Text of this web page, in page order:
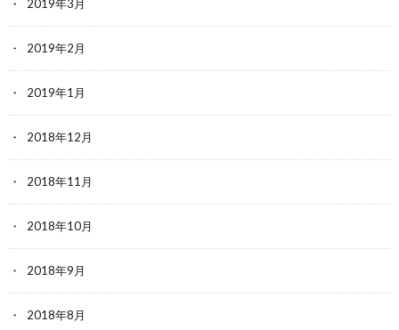
2019年3月
2019年2月
2019年1月
2018年12月
2018年11月
2018年10月
2018年9月
2018年8月